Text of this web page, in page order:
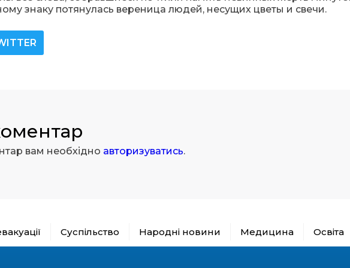
знаку потянулась вереница людей, несущих цветы и свечи.
вам необхідно авторизуватись.
Суспільство Народні новини Медицина Освіта